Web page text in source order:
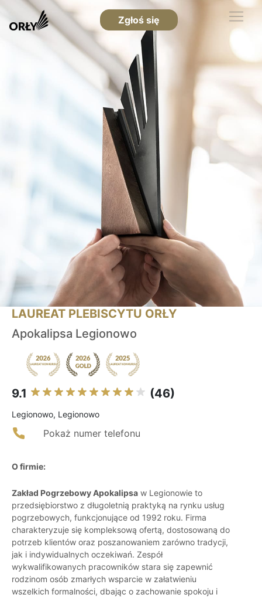
Zgłoś się
LAUREAT PLEBISCYTU ORŁY
Apokalipsa Legionowo
9.1 (46)
Legionowo, Legionowo
Pokaż numer telefonu
O firmie:
Zakład Pogrzebowy Apokalipsa w Legionowie to
przedsiębiorstwo z długoletnią praktyką na rynku usług
pogrzebowych, funkcjonujące od 1992 roku. Firma
charakteryzuje się kompleksową ofertą, dostosowaną do
potrzeb klientów oraz poszanowaniem zarówno tradycji,
jak i indywidualnych oczekiwań. Zespół
wykwalifikowanych pracowników stara się zapewnić
rodzinom osób zmarłych wsparcie w załatwieniu
wszelkich formalności, dbając o zachowanie spokoju i